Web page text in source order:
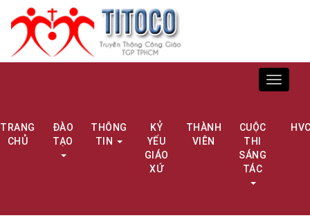
Toggle
TRANG
CHỦ
ĐÀO
TẠO
THÔNG
TIN
KỶ
YẾU
GIÁO
XỨ
THÀNH
VIÊN
CUỘC
THI
SÁNG
TÁC